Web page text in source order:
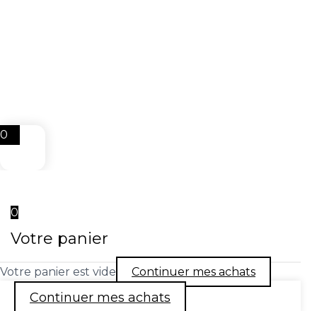
0
0
Votre panier
Votre panier est vide Continuer mes achats
Continuer mes achats